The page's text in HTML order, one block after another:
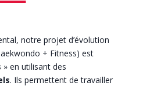
notre projet d’évolution
+ Fitness) est
» en utilisant des
. Ils permettent de travailler